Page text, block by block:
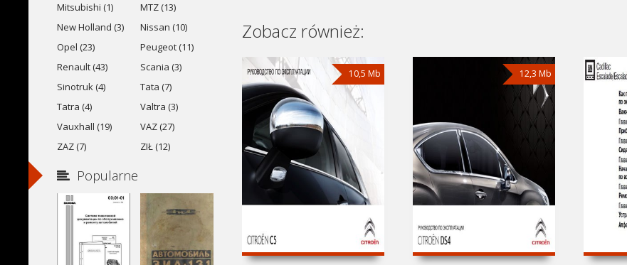
Zobacz również:
10,5 Mb 12,3 Mb
Mitsubishi (1)
MTZ (13)
New Holland (3)
Nissan (10)
Opel (23)
Peugeot (11)
Renault (43)
Scania (3)
Sinotruk (4)
Tata (7)
Tatra (4)
Valtra (3)
Vauxhall (19)
VAZ (27)
ZAZ (7)
ZIŁ (12)
Popularne